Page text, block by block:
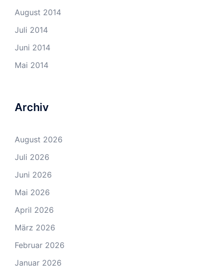
August 2014
Juli 2014
Juni 2014
Mai 2014
Archiv
August 2026
Juli 2026
Juni 2026
Mai 2026
April 2026
März 2026
Februar 2026
Januar 2026